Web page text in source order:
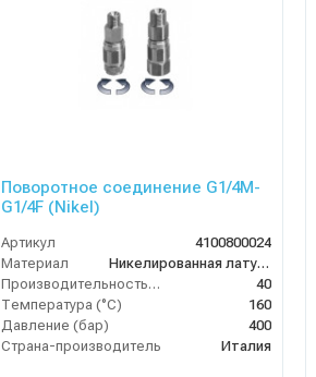
Поворотное соединение G1/4M-
G1/4F (Nikel)
Артикул
4100800024
Материал
Никелированная латунь
Производительность (л/мин)
40
Температура (°C)
160
Давление (бар)
400
Страна-производитель
Италия